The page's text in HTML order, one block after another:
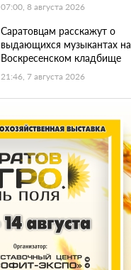
07:00, 8 августа 2026
Саратовцам расскажут о
выдающихся музыкантах на
Воскресенском кладбище
21:46, 7 августа 2026